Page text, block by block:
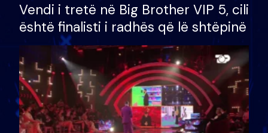
Vendi i tretë në Big Brother VIP 5, cili
është finalisti i radhës që lë shtëpinë